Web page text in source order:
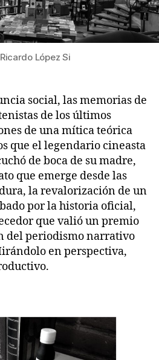
López Si
social, las memorias de
de los últimos
de una mítica teórica
que el legendario cineasta
de boca de su madre,
que emerge desde las
la revalorización de un
por la historia oficial,
que valió un premio
del periodismo narrativo
en perspectiva,